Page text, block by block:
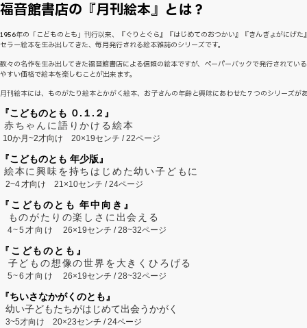
福音館書店の『月刊絵本』とは？
1956年の「こどものとも」刊行以来、『ぐりとぐら』『はじめてのおつかい』『きんぎょがにげた
セラー絵本を生み出してきた、毎月発行される絵本雑誌のシリーズです。
数々の名作を生み出してきた福音館書店による信頼の絵本ですが、ペーパーバックで発行されてい
やすい価格で絵本を楽しむことが出来ます。
月刊絵本には、ものがたり絵本とかがく絵本、お子さんの年齢と興味にあわせた７つのシリーズが
『こどものとも ０.１.２』
赤ちゃんに語りかける絵本
10か月~2才向け 20×19センチ / 22ページ
『こどものとも 年少版』
絵本に興味を持ちはじめた幼い子どもに
2~4才向け 21×10センチ / 24ページ
『こどものとも 年中向き』
ものがたりの楽しさに出会える
4~5才向け26×19センチ / 28~32ページ
『こどものとも』
子どもの想像の世界を大きくひろげる
5~6才向け26×19センチ / 28~32ページ
『ちいさなかがくのとも』
幼い子どもたちがはじめて出会うかがく
3~5才向け 20×23センチ / 24ページ